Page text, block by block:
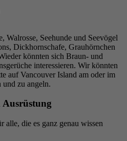
Walrosse, Seehunde und Seevögel
Dickhornschafe, Grauhörnchen
könnten sich Braun- und
interessieren. Wir könnten
auf Vancouver Island am oder im
und zu angeln.
Ausrüstung
alle, die es ganz genau wissen